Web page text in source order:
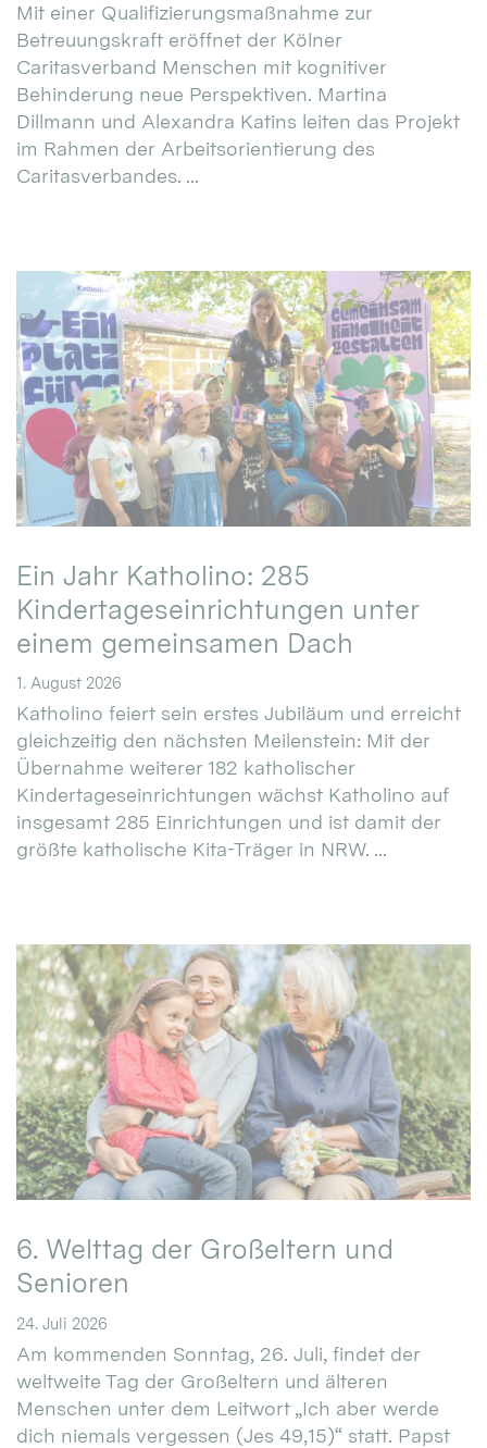
Mit einer Qualifizierungsmaßnahme zur
Betreuungskraft eröffnet der Kölner
Caritasverband Menschen mit kognitiver
Behinderung neue Perspektiven. Martina
Dillmann und Alexandra Katins leiten das Projekt
im Rahmen der Arbeitsorientierung des
Caritasverbandes. ...
Ein Jahr Katholino: 285
Kindertageseinrichtungen unter
einem gemeinsamen Dach
1. August 2026
Katholino feiert sein erstes Jubiläum und erreicht
gleichzeitig den nächsten Meilenstein: Mit der
Übernahme weiterer 182 katholischer
Kindertageseinrichtungen wächst Katholino auf
insgesamt 285 Einrichtungen und ist damit der
größte katholische Kita-Träger in NRW. ...
6. Welttag der Großeltern und
Senioren
24. Juli 2026
Am kommenden Sonntag, 26. Juli, findet der
weltweite Tag der Großeltern und älteren
Menschen unter dem Leitwort „Ich aber werde
dich niemals vergessen (Jes 49,15)“ statt. Papst